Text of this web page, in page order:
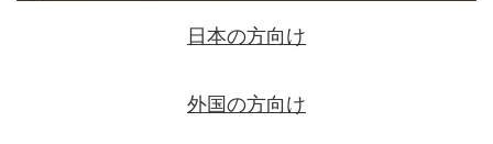
日本の方向け
外国の方向け